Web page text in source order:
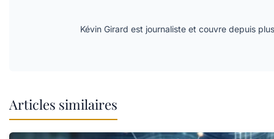
Kévin Girard est journaliste et couvre depuis
Articles similaires